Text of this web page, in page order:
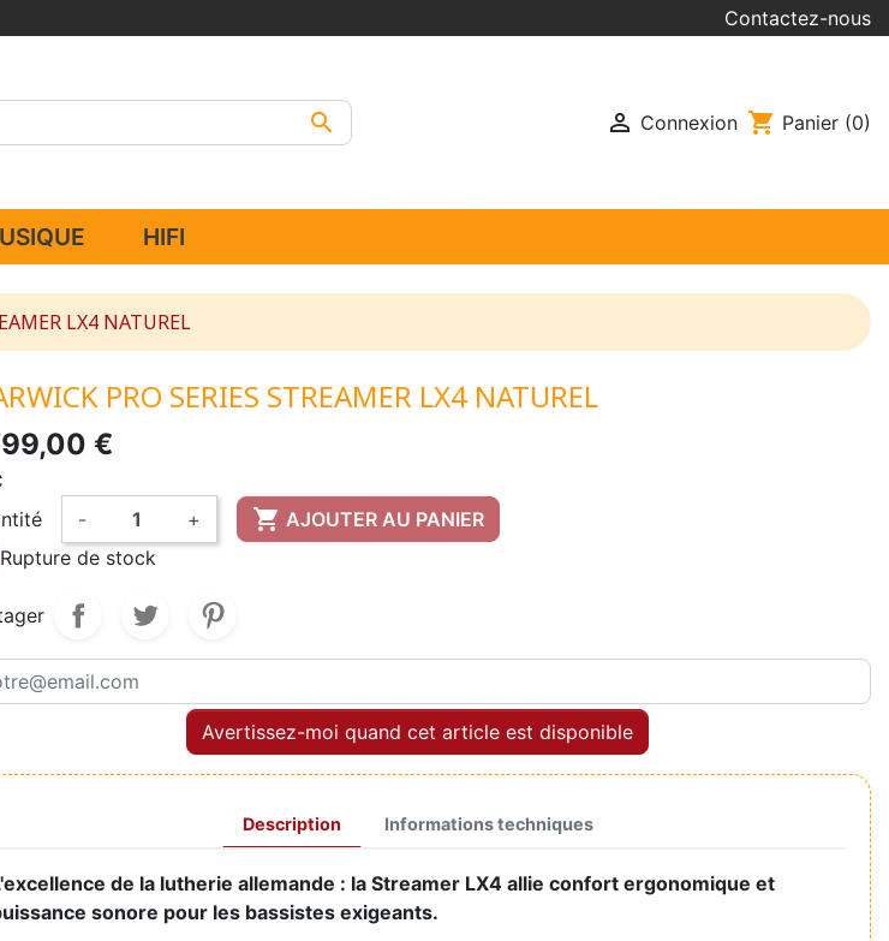
Contactez-nous
  Connexion shopping_cart Panier (0)
HIFI
LX4 NATUREL
PRO SERIES STREAMER LX4 NATUREL
€
- +  AJOUTER AU PANIER
Rupture de stock
Avertissez-moi quand cet article est disponible
Description Informations techniques
de la lutherie allemande : la Streamer LX4 allie confort ergonomique et
sonore pour les bassistes exigeants.